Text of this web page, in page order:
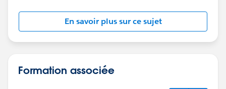
En savoir plus sur ce sujet
Formation associée